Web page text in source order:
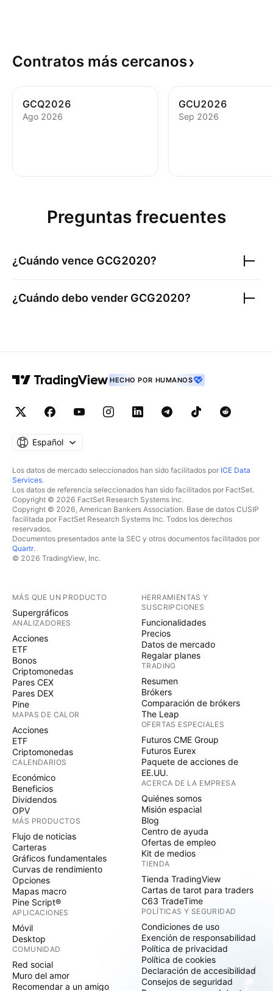
Contratos más cercanos
GCQ2026
Ago 2026
GCU2026
Sep 2026
Preguntas frecuentes
¿Cuándo vence GCG2020?
¿Cuándo debo vender GCG2020?
HECHO POR HUMANOS
Español
Los datos de mercado seleccionados han sido facilitados por ICE Data
Services.
Los datos de referencia seleccionados han sido facilitados por FactSet.
Copyright © 2026 FactSet Research Systems Inc.
Copyright © 2026, American Bankers Association. Base de datos CUSIP
facilitada por FactSet Research Systems Inc. Todos los derechos
reservados.
Documentos presentados ante la SEC y otros documentos facilitados por
Quartr.
© 2026 TradingView, Inc.
MÁS QUE UN PRODUCTO
Supergráficos
ANALIZADORES
Acciones
ETF
Bonos
Criptomonedas
Pares CEX
Pares DEX
Pine
MAPAS DE CALOR
Acciones
ETF
Criptomonedas
CALENDARIOS
Económico
Beneficios
Dividendos
OPV
MÁS PRODUCTOS
Flujo de noticias
Carteras
Gráficos fundamentales
Curvas de rendimiento
Opciones
Mapas macro
Pine Script®
APLICACIONES
Móvil
Desktop
COMUNIDAD
Red social
Muro del amor
Recomendar a un amigo
HERRAMIENTAS Y
SUSCRIPCIONES
Funcionalidades
Precios
Datos de mercado
Regalar planes
TRADING
Resumen
Brókers
Comparación de brókers
The Leap
OFERTAS ESPECIALES
Futuros CME Group
Futuros Eurex
Paquete de acciones de
EE.UU.
ACERCA DE LA EMPRESA
Quiénes somos
Misión espacial
Blog
Centro de ayuda
Ofertas de empleo
Kit de medios
TIENDA
Tienda TradingView
Cartas de tarot para traders
C63 TradeTime
POLÍTICAS Y SEGURIDAD
Condiciones de uso
Exención de responsabilidad
Política de privacidad
Política de cookies
Declaración de accesibilidad
Consejos de seguridad